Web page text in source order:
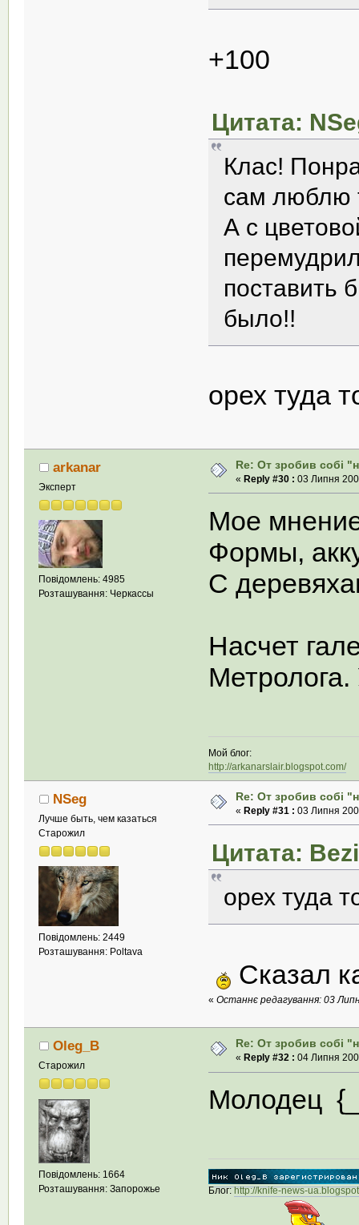
+100
Цитата:
Клас!
сам люблю
А с
поставить
было!!
орех туда
arkanar
Эксперт
Повідомлень: 4985
Розташування: Черкассы
Re: От зробив собi
« Reply #30 : 03 Липня
Мое
Формы,
С
Насчет
Мой блог:
http://arkanarslair.blogspot.com/
NSeg
Лучше быть, чем казаться
Старожил
Повідомлень: 2449
Розташування: Poltava
Re: От зробив собi
« Reply #31 : 03 Липня
Цитата:
орех туда
Сказал
«Останнє редагування: 03
Oleg_B
Старожил
Повідомлень: 1664
Розташування: Запорожье
Re: От зробив собi
« Reply #32 : 04 Липня
Молодец
Блог:http://knife-news-